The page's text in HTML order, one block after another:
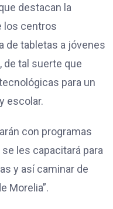
destacan la
los centros
de tabletas a jóvenes
tal suerte que
para un
escolar.
con programas
les capacitará para
y así caminar de
Morelia”.